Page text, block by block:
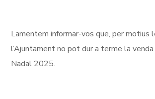
Lamentem informar-vos que, per motius
l’Ajuntament no pot dur a terme la
Nadal 2025.